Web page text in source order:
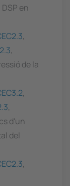
en
,
,
de la
,
,
d'un
del
,